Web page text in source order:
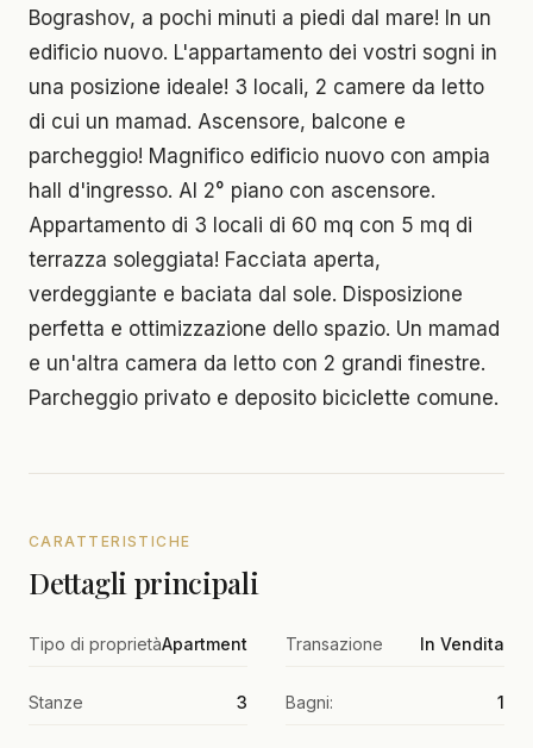
Bograshov, a pochi minuti a piedi dal mare! In un
edificio nuovo. L'appartamento dei vostri sogni in
una posizione ideale! 3 locali, 2 camere da letto
di cui un mamad. Ascensore, balcone e
parcheggio! Magnifico edificio nuovo con ampia
hall d'ingresso. Al 2° piano con ascensore.
Appartamento di 3 locali di 60 mq con 5 mq di
terrazza soleggiata! Facciata aperta,
verdeggiante e baciata dal sole. Disposizione
perfetta e ottimizzazione dello spazio. Un mamad
e un'altra camera da letto con 2 grandi finestre.
Parcheggio privato e deposito biciclette comune.
CARATTERISTICHE
Dettagli principali
Tipo di proprietàApartment Transazione In Vendita
Stanze 3 Bagni: 1